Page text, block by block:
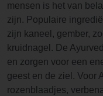
mensen is het van
zijn. Populaire
zijn kaneel, gember,
kruidnagel. De
en zorgen voor een
geest en de ziel. Voor
rozenblaadjes,